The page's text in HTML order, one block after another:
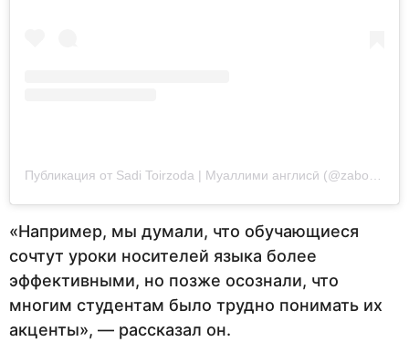
«Например, мы думали, что обучающиеся
сочтут уроки носителей языка более
эффективными, но позже осознали, что
многим студентам было трудно понимать их
акценты», — рассказал он.